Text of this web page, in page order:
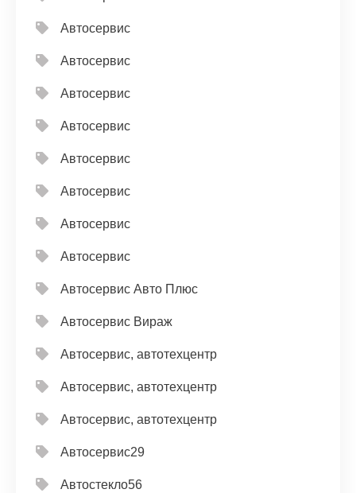
Автосервис
Автосервис
Автосервис
Автосервис
Автосервис
Автосервис
Автосервис
Автосервис
Автосервис Авто Плюс
Автосервис Вираж
Автосервис, автотехцентр
Автосервис, автотехцентр
Автосервис, автотехцентр
Автосервис29
Автостекло56